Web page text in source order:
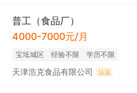
普工（食品厂）
4000-7000元/月
宝坻城区 经验不限 学历不限
天津浩克食品有限公司 认证